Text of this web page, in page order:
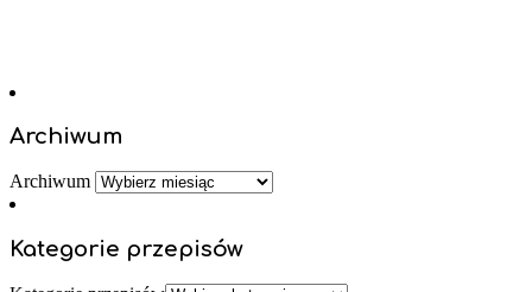
Archiwum
Archiwum
Kategorie przepisów